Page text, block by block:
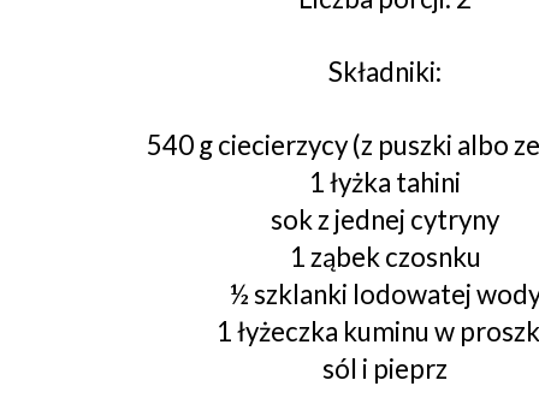
Składniki:
540 g ciecierzycy (z puszki albo
1 łyżka tahini
sok z jednej cytryny
1 ząbek czosnku
½ szklanki lodowatej
1 łyżeczka kuminu w
sól i pieprz